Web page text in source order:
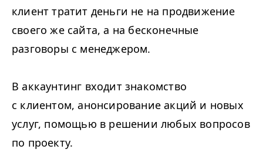
клиент тратит деньги не на продвижение
своего же сайта, а на бесконечные
разговоры с менеджером.
В аккаунтинг входит знакомство
с клиентом, анонсирование акций и новых
услуг, помощью в решении любых вопросов
по проекту.